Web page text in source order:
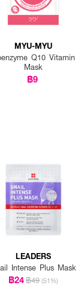
MYU-MYU
Q10 Vitamin
Mask
฿9
LEADERS
Intense Plus Mask
฿24฿49 (51%)